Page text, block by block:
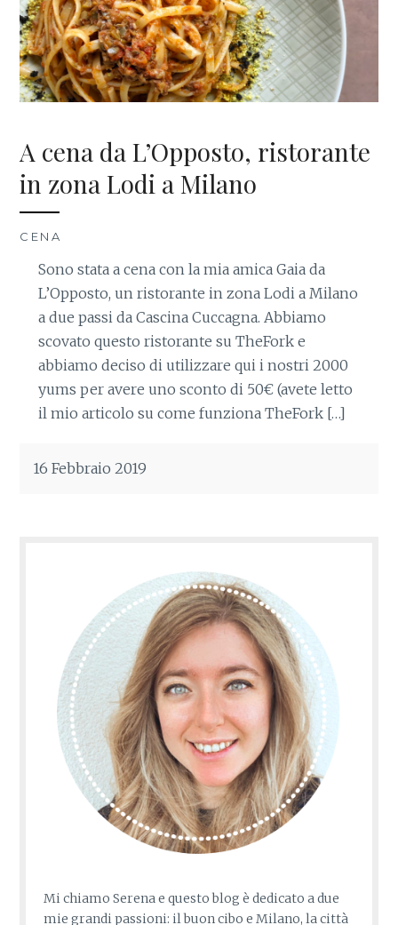
A cena da L’Opposto, ristorante
in zona Lodi a Milano
CENA
Sono stata a cena con la mia amica Gaia da
L’Opposto, un ristorante in zona Lodi a Milano
a due passi da Cascina Cuccagna. Abbiamo
scovato questo ristorante su TheFork e
abbiamo deciso di utilizzare qui i nostri 2000
yums per avere uno sconto di 50€ (avete letto
il mio articolo su come funziona TheFork […]
16 Febbraio 2019
Mi chiamo Serena e questo blog è dedicato a due
mie grandi passioni: il buon cibo e Milano, la città